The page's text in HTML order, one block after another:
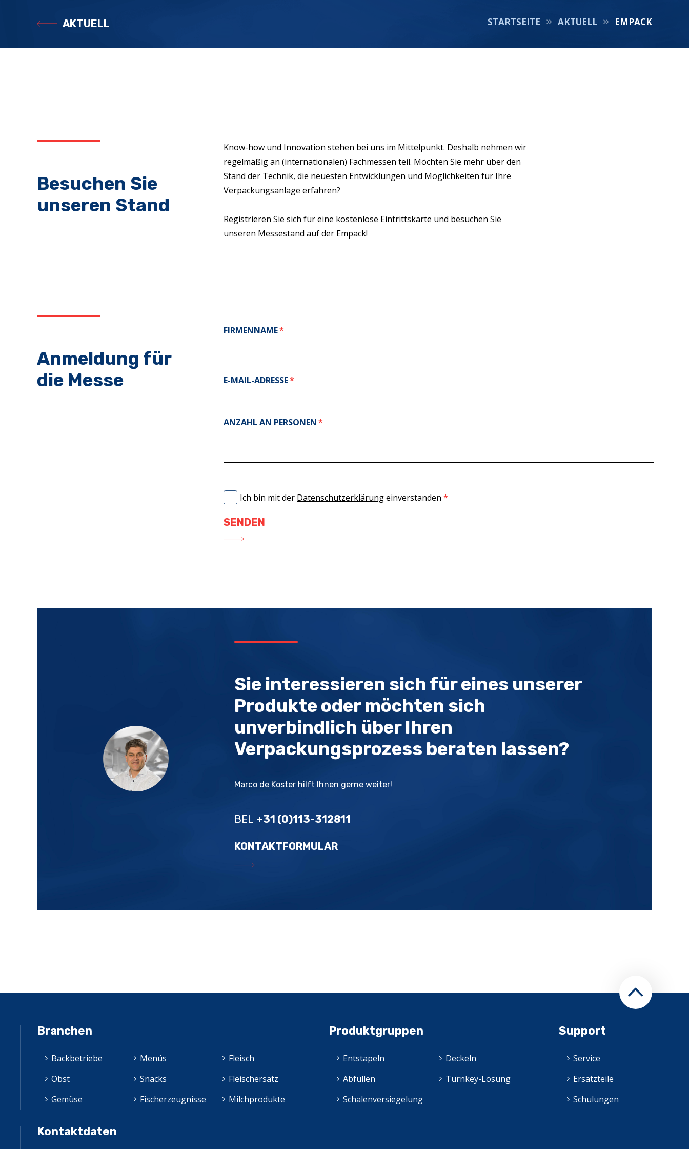
AKTUELL STARTSEITE AKTUELL EMPACK
Besuchen Sie
unseren Stand
Know-how und Innovation stehen bei uns im Mittelpunkt. Deshalb nehmen wir
regelmäßig an (internationalen) Fachmessen teil. Möchten Sie mehr über den
Stand der Technik, die neuesten Entwicklungen und Möglichkeiten für Ihre
Verpackungsanlage erfahren?
Registrieren Sie sich für eine kostenlose Eintrittskarte und besuchen Sie
unseren Messestand auf der Empack!
Anmeldung für
die Messe
FIRMENNAME
E-MAIL-ADRESSE
ANZAHL AN PERSONEN
Ich bin mit der Datenschutzerklärungeinverstanden
Sie interessieren sich für eines unserer
Produkte oder möchten sich
unverbindlich über Ihren
Verpackungsprozess beraten lassen?
Marco de Koster hilft Ihnen gerne weiter!
BEL +31 (0)113-312811
KONTAKTFORMULAR
Branchen
Backbetriebe
Obst
Gemüse
Menüs
Snacks
Fischerzeugnisse
Fleisch
Fleischersatz
Milchprodukte
Produktgruppen
Entstapeln
Abfüllen
Schalenversiegelung
Deckeln
Turnkey-Lösung
Support
Service
Ersatzteile
Schulungen
Kontaktdaten